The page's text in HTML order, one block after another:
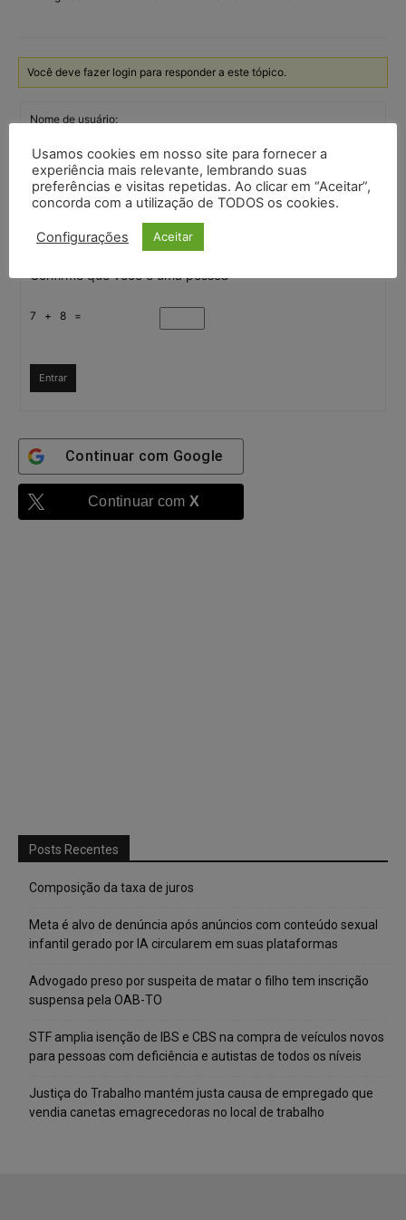
Você deve fazer login para responder a este tópico.
Nome de usuário:
Senha:
Mantenha-me
Confirme que você é uma pessoa
7 + 8 =
Entrar
Continuar com Google
Continuar com X
Posts Recentes
Composição da taxa de juros
Meta é alvo de denúncia após anúncios com conteúdo sexual
infantil gerado por IA circularem em suas plataformas
Advogado preso por suspeita de matar o filho tem inscrição
suspensa pela OAB-TO
STF amplia isenção de IBS e CBS na compra de veículos novos
para pessoas com deficiência e autistas de todos os níveis
Justiça do Trabalho mantém justa causa de empregado que
vendia canetas emagrecedoras no local de trabalho
Usamos cookies em nosso site para fornecer a
experiência mais relevante, lembrando suas
preferências e visitas repetidas. Ao clicar em “Aceitar”,
concorda com a utilização de TODOS os cookies.
Configurações Aceitar